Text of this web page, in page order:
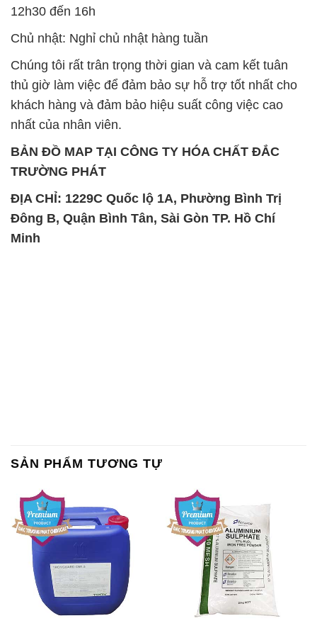
12h30 đến 16h
Chủ nhật: Nghỉ chủ nhật hàng tuần
Chúng tôi rất trân trọng thời gian và cam kết tuân
thủ giờ làm việc để đảm bảo sự hỗ trợ tốt nhất cho
khách hàng và đảm bảo hiệu suất công việc cao
nhất của nhân viên.
BẢN ĐỒ MAP TẠI CÔNG TY HÓA CHẤT ĐẮC
TRƯỜNG PHÁT
ĐỊA CHỈ: 1229C Quốc lộ 1A, Phường Bình Trị
Đông B, Quận Bình Tân, Sài Gòn TP. Hồ Chí
Minh
SẢN PHẨM TƯƠNG TỰ